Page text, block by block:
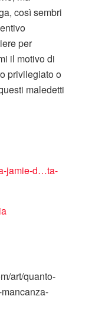
così sembri
per
il motivo di
privilegiato o
maledetti
jamie-d…ta-
art/quanto-